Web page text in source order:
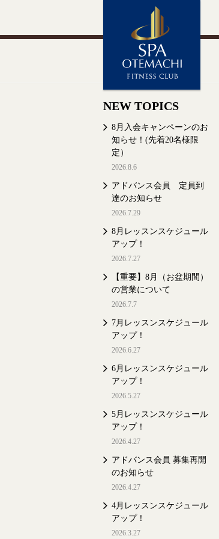
NEW TOPICS
8月入会キャンペーンのお
知らせ！(先着20名様限
定）
2026.8.6
アドバンス会員 定員到
達のお知らせ
2026.7.29
8月レッスンスケジュール
アップ！
2026.7.27
【重要】8月（お盆期間）
の営業について
2026.7.7
7月レッスンスケジュール
アップ！
2026.6.27
6月レッスンスケジュール
アップ！
2026.5.27
5月レッスンスケジュール
アップ！
2026.4.27
アドバンス会員 募集再開
のお知らせ
2026.4.27
4月レッスンスケジュール
アップ！
2026.3.27